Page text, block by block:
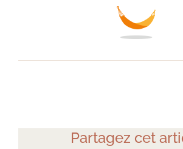
Partagez cet